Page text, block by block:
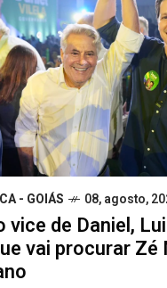
- GOIÁS 08, agosto,
vice de Daniel,
vai procurar Zé